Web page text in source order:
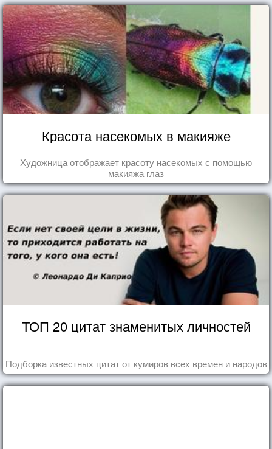
Красота насекомых в макияже
Художница отображает красоту насекомых с помощью
макияжа глаз
ТОП 20 цитат знаменитых личностей
Подборка известных цитат от кумиров всех времен и народов